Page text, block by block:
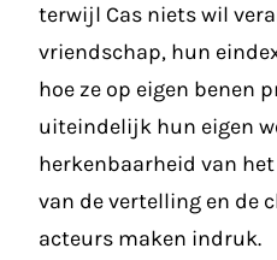
terwijl Cas niets wil
vriendschap, hun
hoe ze op eigen benen
uiteindelijk hun eigen
herkenbaarheid van
van de vertelling en de
acteurs maken indruk.